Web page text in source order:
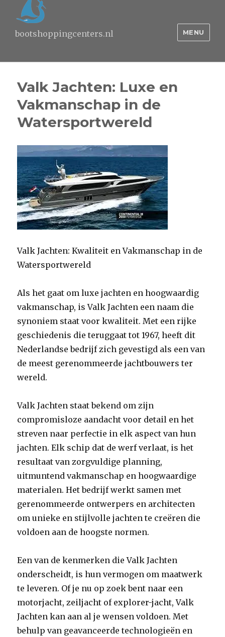
bootshoppingcenters.nl MENU
Valk Jachten: Luxe en
Vakmanschap in de
Watersportwereld
Valk Jachten: Kwaliteit en Vakmanschap in de
Watersportwereld
Als het gaat om luxe jachten en hoogwaardig
vakmanschap, is Valk Jachten een naam die
synoniem staat voor kwaliteit. Met een rijke
geschiedenis die teruggaat tot 1967, heeft dit
Nederlandse bedrijf zich gevestigd als een van
de meest gerenommeerde jachtbouwers ter
wereld.
Valk Jachten staat bekend om zijn
compromisloze aandacht voor detail en het
streven naar perfectie in elk aspect van hun
jachten. Elk schip dat de werf verlaat, is het
resultaat van zorgvuldige planning,
uitmuntend vakmanschap en hoogwaardige
materialen. Het bedrijf werkt samen met
gerenommeerde ontwerpers en architecten
om unieke en stijlvolle jachten te creëren die
voldoen aan de hoogste normen.
Een van de kenmerken die Valk Jachten
onderscheidt, is hun vermogen om maatwerk
te leveren. Of je nu op zoek bent naar een
motorjacht, zeiljacht of explorer-jacht, Valk
Jachten kan aan al je wensen voldoen. Met
behulp van geavanceerde technologieën en